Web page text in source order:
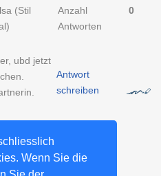
Wenn Sie die
(Stil
Anzahl
Antworten
0
ubd jetzt
Antwort
schreiben
>>